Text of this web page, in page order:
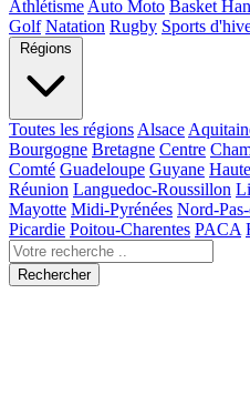
Athlétisme Auto Moto Basket
Golf Natation Rugby Sports
Régions
Toutes les régions Alsace
Bourgogne Bretagne Centre
Comté Guadeloupe Guyane
Réunion Languedoc-Roussillon
Mayotte Midi-Pyrénées Nord-
Picardie Poitou-Charentes PACA
Rechercher